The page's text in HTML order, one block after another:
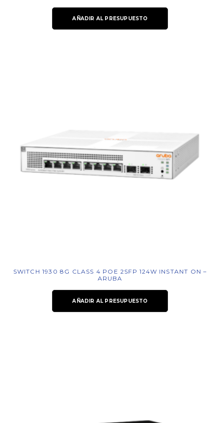
AÑADIR AL PRESUPUESTO
SWITCH 1930 8G CLASS 4 POE 2SFP 124W INSTANT ON –
ARUBA
AÑADIR AL PRESUPUESTO